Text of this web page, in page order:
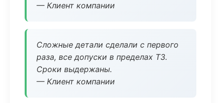
— Клиент компании
Сложные детали сделали с первого
раза, все допуски в пределах ТЗ.
Сроки выдержаны.
— Клиент компании